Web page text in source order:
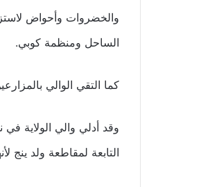
والخضروات وأحواض
الساحل ومنظمة كوبي.
كما التقي الوالي
وقد أدلي والي الولاية في
التابعة لمقاطعة ولد ينج